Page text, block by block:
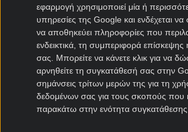
εφαρμογή χρησιμοποιεί μία ή
υπηρεσίες της Google και ενδέχεται να
να αποθηκεύει πληροφορίες που
ενδεικτικά, τη συμπεριφορά
σας. Μπορείτε να κάνετε κλικ για να
αρνηθείτε τη συγκατάθεσή σας στην
σημάνσεις τρίτων μερών της για τη
δεδομένων σας για τους σκοπούς που
παρακάτω στην ενότητα
Μεταγραφές Cyprus
Πάφος μεταγραφές
ΑΠΟΕΛ μεταγραφές
ΑΕΚ Λάρνακας μεταγραφές
Ομόνοια μεταγραφές